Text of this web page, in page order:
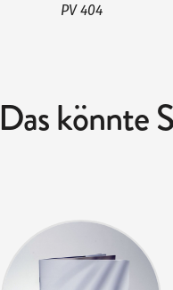
PV 404
Das könnte